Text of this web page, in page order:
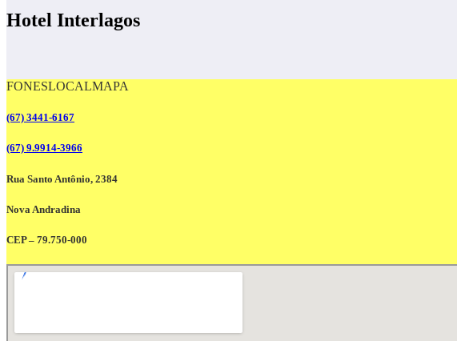
Hotel Interlagos
FONESLOCALMAPA
(67) 3441-6167
(67) 9.9914-3966
Rua Santo Antônio, 2384
Nova Andradina
CEP – 79.750-000